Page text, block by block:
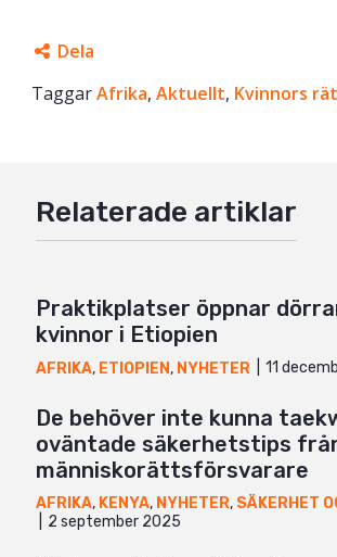
Dela
Facebook
Mail
TaggarAfrika, Aktuellt, Kvinnors
Relaterade artiklar
Praktikplatser öppnar
kvinnor i Etiopien
AFRIKA, ETIOPIEN, NYHETER 11
De behöver inte kunna
oväntade säkerhetstips
människorättsförsvarare
AFRIKA, KENYA, NYHETER, SÄKERHET
2 september 2025